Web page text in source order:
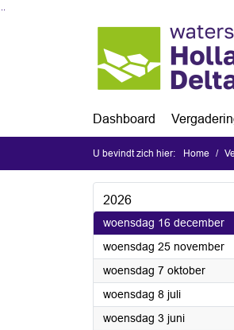
Dashboard
U bevindt zich hier: Home
2026
woensdag 16 december
woensdag 25 november
woensdag 7 oktober2026
woensdag 8 juli2026
woensdag 3 juni2026